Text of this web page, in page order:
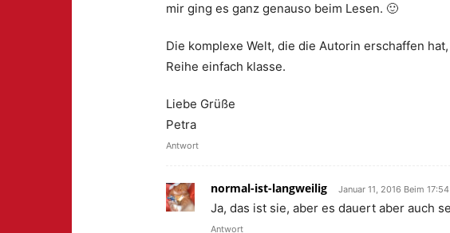
mir ging es ganz genauso beim Lesen. 🙂
Die komplexe Welt, die die Autorin erschaffen
Reihe einfach klasse.
Liebe Grüße
Petra
Antwort
normal-ist-langweilig Januar 11, 2016 Beim 17:54
Ja, das ist sie, aber es dauert aber auch
Antwort